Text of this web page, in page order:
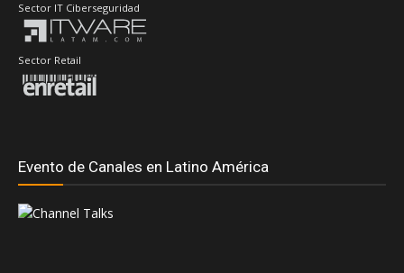
Sector IT Ciberseguridad
Sector Retail
Evento de Canales en Latino América